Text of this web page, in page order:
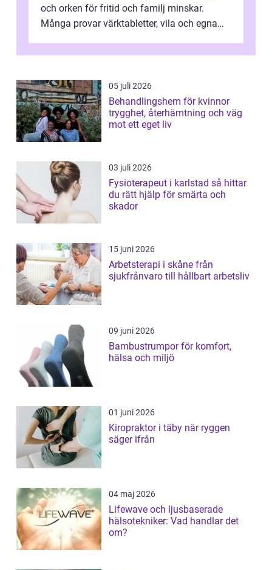
och orken för fritid och familj minskar.
Många provar värktabletter, vila och egna
05 juli 2026
Behandlingshem för kvinnor
trygghet, återhämtning och väg
mot ett eget liv
03 juli 2026
Fysioterapeut i karlstad så hittar
du rätt hjälp för smärta och
skador
15 juni 2026
Arbetsterapi i skåne från
sjukfrånvaro till hållbart arbetsliv
09 juni 2026
Bambustrumpor för komfort,
hälsa och miljö
01 juni 2026
Kiropraktor i täby när ryggen
säger ifrån
04 maj 2026
Lifewave och ljusbaserade
hälsotekniker: Vad handlar det
om?